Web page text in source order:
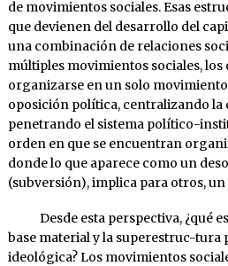
de movimientos sociales. Esas
que devienen del desarrollo del
una combinación de relaciones
múltiples movimientos sociales,
organizarse en un solo
oposición política, centralizando la
penetrando el sistema político-
orden en que se encuentran
donde lo que aparece como un
(subversión), implica para otros,
Desde esta perspectiva, ¿qué
base material y la superestruc-tura
ideológica? Los movimientos